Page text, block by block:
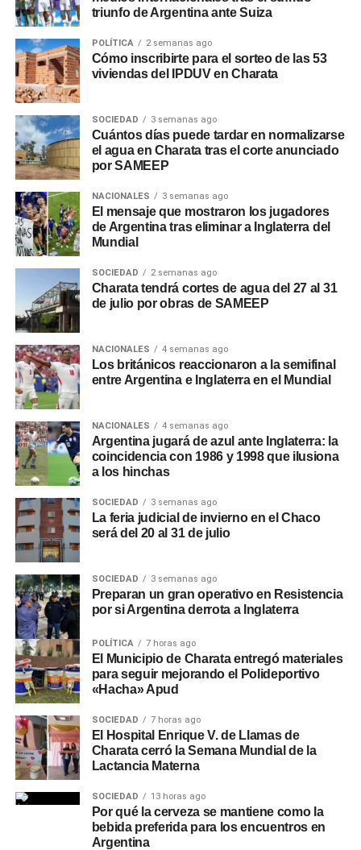
triunfo de Argentina ante Suiza
POLÍTICA 2 semanas ago
Cómo inscribirte para el sorteo de las 53
viviendas del IPDUV en Charata
SOCIEDAD 3 semanas ago
Cuántos días puede tardar en normalizarse
el agua en Charata tras el corte anunciado
por SAMEEP
NACIONALES 3 semanas ago
El mensaje que mostraron los jugadores
de Argentina tras eliminar a Inglaterra del
Mundial
SOCIEDAD 2 semanas ago
Charata tendrá cortes de agua del 27 al 31
de julio por obras de SAMEEP
NACIONALES 4 semanas ago
Los británicos reaccionaron a la semifinal
entre Argentina e Inglaterra en el Mundial
NACIONALES 4 semanas ago
Argentina jugará de azul ante Inglaterra: la
coincidencia con 1986 y 1998 que ilusiona
a los hinchas
SOCIEDAD 3 semanas ago
La feria judicial de invierno en el Chaco
será del 20 al 31 de julio
SOCIEDAD 3 semanas ago
Preparan un gran operativo en Resistencia
por si Argentina derrota a Inglaterra
POLÍTICA 7 horas ago
El Municipio de Charata entregó materiales
para seguir mejorando el Polideportivo
«Hacha» Apud
SOCIEDAD 7 horas ago
El Hospital Enrique V. de Llamas de
Charata cerró la Semana Mundial de la
Lactancia Materna
SOCIEDAD 13 horas ago
Por qué la cerveza se mantiene como la
bebida preferida para los encuentros en
Argentina